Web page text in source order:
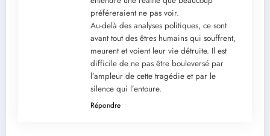
préféreraient ne pas voir.
Au-delà des analyses politiques, ce sont
avant tout des êtres humains qui souffrent,
meurent et voient leur vie détruite. Il est
difficile de ne pas être bouleversé par
l’ampleur de cette tragédie et par le
silence qui l’entoure.
Répondre